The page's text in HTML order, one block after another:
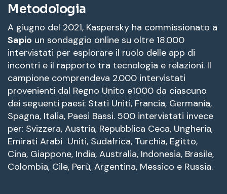
Metodologia
A giugno del 2021, Kaspersky ha commissionato a
Sapio un sondaggio online su oltre 18.000
intervistati per esplorare il ruolo delle app di
incontri e il rapporto tra tecnologia e relazioni. Il
campione comprendeva 2.000 intervistati
provenienti dal Regno Unito e1000 da ciascuno
dei seguenti paesi: Stati Uniti, Francia, Germania,
Spagna, Italia, Paesi Bassi. 500 intervistati invece
per: Svizzera, Austria, Repubblica Ceca, Ungheria,
Emirati Arabi Uniti, Sudafrica, Turchia, Egitto,
Cina, Giappone, India, Australia, Indonesia, Brasile,
Colombia, Cile, Perù, Argentina, Messico e Russia.